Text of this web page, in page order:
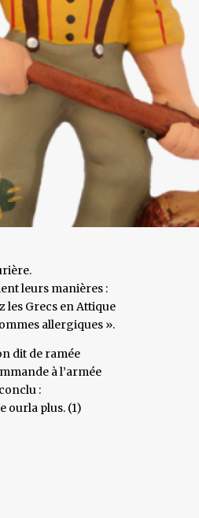
leurs manières :
les Grecs en Attique
allergiques ».
dit de ramée
à l’armée
:
ourla plus. (1)